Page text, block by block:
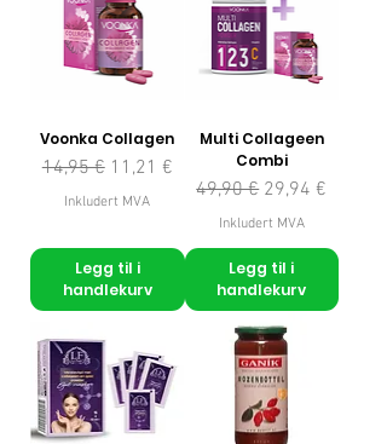
Voonka Collagen
Vanlig pris
14,95 € Salgspris
11,21 €
Inkludert MVA
Legg til i
handlekurv
Multi Collageen
Combi
Vanlig pris
49,90 € Salgspris
29,94 €
Inkludert MVA
Legg til i
handlekurv